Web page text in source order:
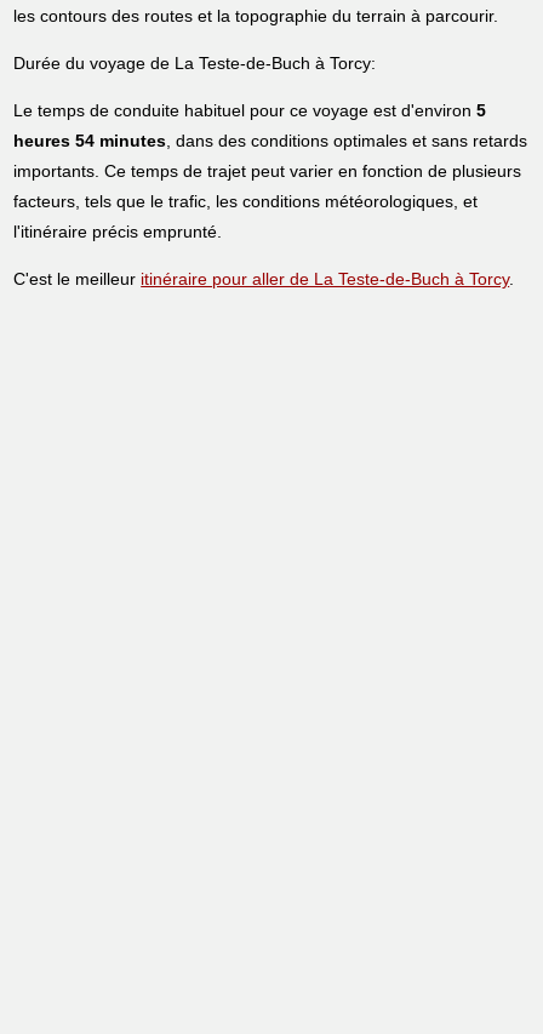
les contours des routes et la topographie du terrain à parcourir.
Durée du voyage de La Teste-de-Buch à Torcy:
Le temps de conduite habituel pour ce voyage est d'environ5
heures 54 minutes, dans des conditions optimales et sans retards
importants. Ce temps de trajet peut varier en fonction de plusieurs
facteurs, tels que le trafic, les conditions météorologiques, et
l'itinéraire précis emprunté.
C'est le meilleur itinéraire pour aller de La Teste-de-Buch à Torcy.